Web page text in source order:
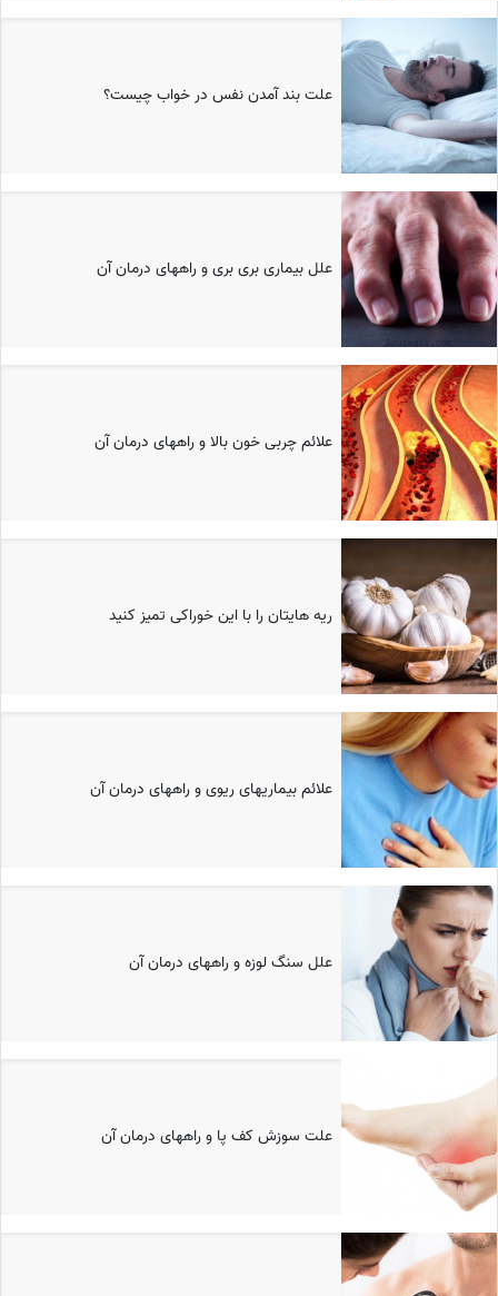
علت بند آمدن نفس در خواب چیست؟
علل بیماری بری بری و راههای درمان آن
علائم چربی خون بالا و راههای درمان آن
ریه هایتان را با این خوراکی تمیز کنید
علائم بیماریهای ریوی و راههای درمان آن
علل سنگ لوزه و راههای درمان آن
علت سوزش کف پا و راههای درمان آن